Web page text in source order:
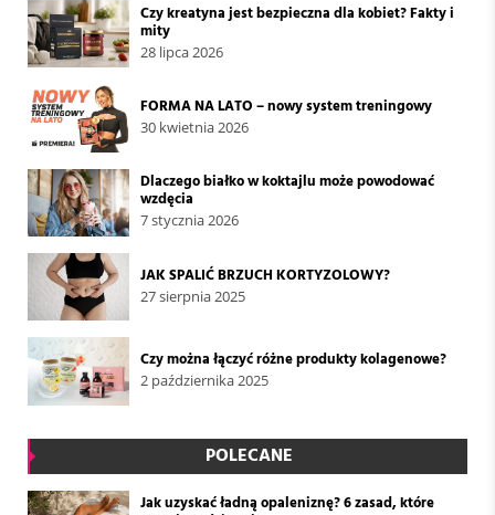
Czy kreatyna jest bezpieczna dla kobiet? Fakty i
mity
28 lipca 2026
FORMA NA LATO – nowy system treningowy
30 kwietnia 2026
Dlaczego białko w koktajlu może powodować
wzdęcia
7 stycznia 2026
JAK SPALIĆ BRZUCH KORTYZOLOWY?
27 sierpnia 2025
Czy można łączyć różne produkty kolagenowe?
2 października 2025
POLECANE
Jak uzyskać ładną opaleniznę? 6 zasad, które